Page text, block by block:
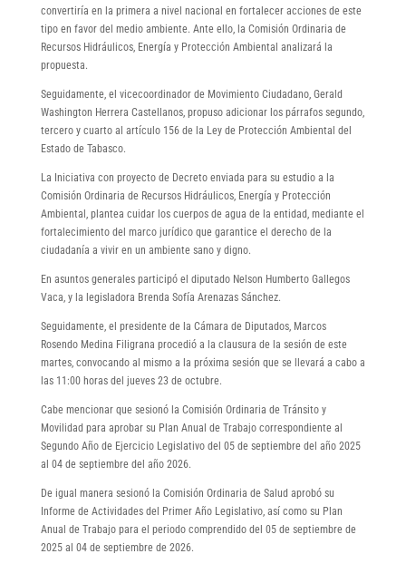
convertiría en la primera a nivel nacional en fortalecer acciones de este
tipo en favor del medio ambiente. Ante ello, la Comisión Ordinaria de
Recursos Hidráulicos, Energía y Protección Ambiental analizará la
propuesta.
Seguidamente, el vicecoordinador de Movimiento Ciudadano, Gerald
Washington Herrera Castellanos, propuso adicionar los párrafos segundo,
tercero y cuarto al artículo 156 de la Ley de Protección Ambiental del
Estado de Tabasco.
La Iniciativa con proyecto de Decreto enviada para su estudio a la
Comisión Ordinaria de Recursos Hidráulicos, Energía y Protección
Ambiental, plantea cuidar los cuerpos de agua de la entidad, mediante el
fortalecimiento del marco jurídico que garantice el derecho de la
ciudadanía a vivir en un ambiente sano y digno.
En asuntos generales participó el diputado Nelson Humberto Gallegos
Vaca, y la legisladora Brenda Sofía Arenazas Sánchez.
Seguidamente, el presidente de la Cámara de Diputados, Marcos
Rosendo Medina Filigrana procedió a la clausura de la sesión de este
martes, convocando al mismo a la próxima sesión que se llevará a cabo a
las 11:00 horas del jueves 23 de octubre.
Cabe mencionar que sesionó la Comisión Ordinaria de Tránsito y
Movilidad para aprobar su Plan Anual de Trabajo correspondiente al
Segundo Año de Ejercicio Legislativo del 05 de septiembre del año 2025
al 04 de septiembre del año 2026.
De igual manera sesionó la Comisión Ordinaria de Salud aprobó su
Informe de Actividades del Primer Año Legislativo, así como su Plan
Anual de Trabajo para el periodo comprendido del 05 de septiembre de
2025 al 04 de septiembre de 2026.